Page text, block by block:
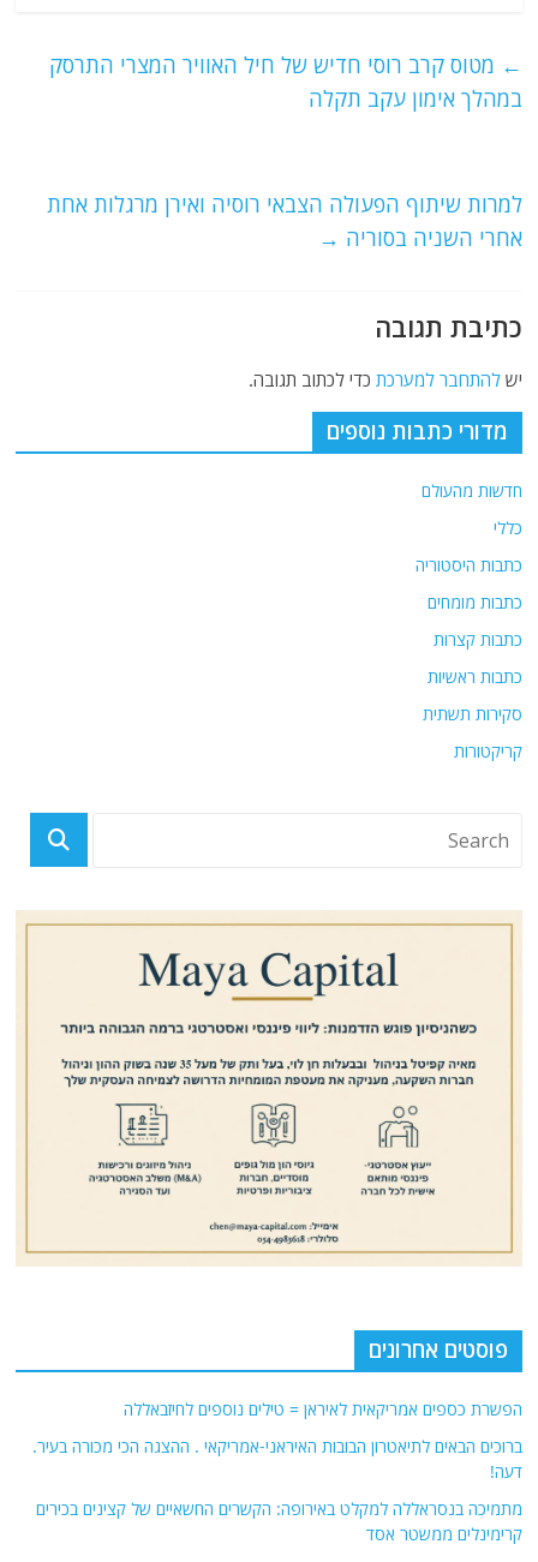
s
A
g
ra
l
er
e
k
← מטוס קרב רוסי חדיש של חיל האוויר המצרי התרסק
במהלך אימון עקב תקלה
למרות שיתוף הפעולה הצבאי רוסיה ואירן מרגלות אחת
אחרי השניה בסוריה →
כתיבת תגובה
ישלהתחבר למערכת כדי לכתוב תגובה.
מדורי כתבות נוספים
חדשות מהעולם
כללי
כתבות היסטוריה
כתבות מומחים
כתבות קצרות
כתבות ראשיות
סקירות תשתית
קריקטורות
פוסטים אחרונים
הפשרת כספים אמריקאית לאיראן = טילים נוספים לחיזבאללה